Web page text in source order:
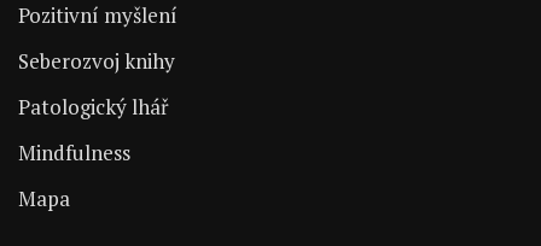
Pozitivní myšlení
Seberozvoj knihy
Patologický lhář
Mindfulness
Mapa